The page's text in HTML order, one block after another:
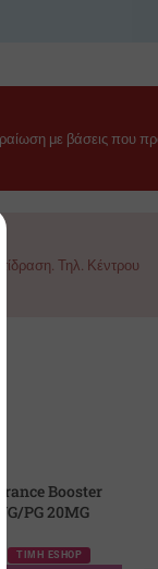
με βάσεις που
Τηλ. Κέντρου
Booster
PG 20MG
ΤΙΜΗ ESHOP